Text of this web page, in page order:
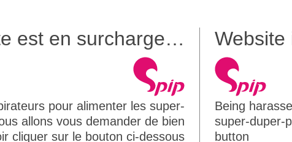
est en surcharge…
pour alimenter les super-
allons vous demander de bien
cliquer sur le bouton ci-dessous
Being
super-duper-
button